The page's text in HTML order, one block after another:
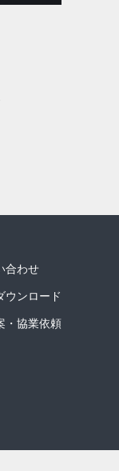
合わせ
ウンロード
・協業依頼